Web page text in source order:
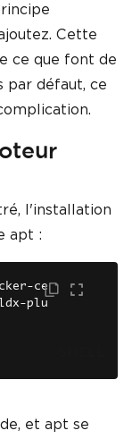
Cette
ce que font de
par défaut, ce
l'installation
apt :
-ce
-plu
et apt se